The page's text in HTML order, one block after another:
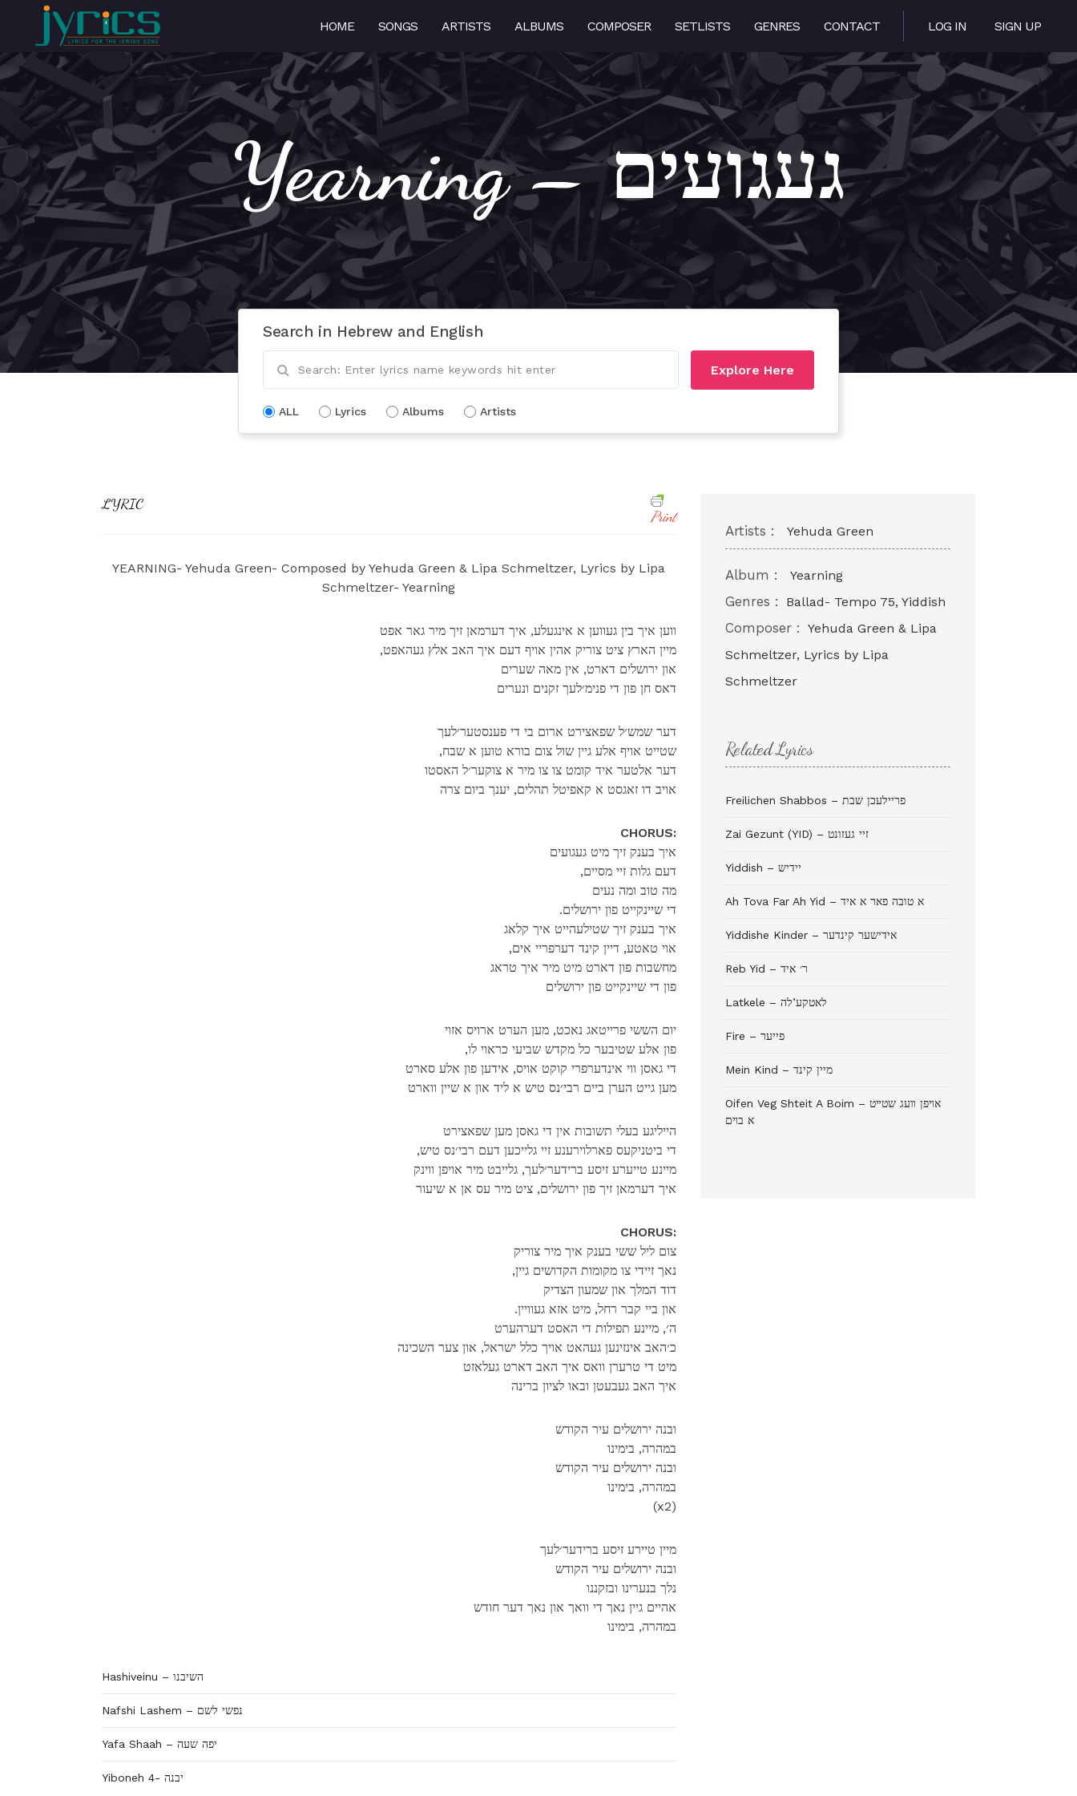
HOME SONGS ARTISTS ALBUMS COMPOSER SETLISTS GENRES CONTACT LOG IN SIGN UP
Yearning – געגועים
Search in Hebrew and English
Explore Here
ALL Lyrics Albums Artists
LYRIC
Print
YEARNING- Yehuda Green- Composed by Yehuda Green & Lipa Schmeltzer, Lyrics by Lipa
Schmeltzer- Yearning
ווען איך בין געווען א אינגעלע, איך דערמאן זיך מיר גאר אפט
,מיין הארץ ציט צוריק אהין אויף דעם איך האב אלץ געהאפט
און ירושלים דארט, אין מאה שערים
דאס חן פון די פנימ׳לעך זקנים ונערים
דער שמש׳ל שפאצירט ארום בי די פענסטער׳לעך
,שטייט אויף אלע גיין שול צום בורא טוען א שבח
דער אלטער איד קומט צו צו מיר א צוקער׳ל האסטו
אויב דו זאגסט א קאפיטל תהלים, יענך ביום צרה
CHORUS:
איך בענק זיך מיט געגועים
,דעם גלות זיי מסיים
מה טוב ומה נעים
.די שיינקייט פון ירושלים
איך בענק זיך שטילעהייט איך קלאג
,אוי טאטע, דיין קינד דערפריי אים
מחשבות פון דארט מיט מיר איך טראג
פון די שיינקייט פון ירושלים
יום הששי פרייטאג נאכט, מען הערט ארויס אזוי
,פון אלע שטיבער כל מקדש שביעי כראוי לו
די גאסן ווי אינדערפרי קוקט אויס, אידען פון אלע סארט
מען גייט הערן ביים רבי׳נס טיש א ליד און א שיין ווארט
הייליגע בעלי תשובות אין די גאסן מען שפאצירט
,די ביטניקעס פארלוירענע זיי גלייכען דעם רבי׳נס טיש
מיינע טייערע זיסע ברידער׳לעך, גלייבט מיר אויפן ווינק
איך דערמאן זיך פון ירושלים, ציט מיר עס אן א שיעור
CHORUS:
צום ליל ששי בענק איך מיר צוריק
,נאך זיידי צו מקומות הקדושים גיין
דוד המלך און שמעון הצדיק
.און ביי קבר רחל, מיט אזא געוויין
ה׳, מיינע תפילות די האסט דערהערט
כ׳האב אינזינען געהאט אויך כלל ישראל, און צער השכינה
מיט די טרערן וואס איך האב דארט געלאזט
איך האב געבעטן ובאו לציון ברינה
ובנה ירושלים עיר הקודש
במהרה, בימינו
ובנה ירושלים עיר הקודש
במהרה, בימינו
(x2)
מיין טיירע זיסע ברידער׳לעך
ובנה ירושלים עיר הקודש
נלך בנערינו ובזקננו
אהיים גיין נאך די וואך און נאך דער חודש
במהרה, בימינו
Hashiveinu – השיבנו
Nafshi Lashem – נפשי לשם
Yafa Shaah – יפה שעה
Yiboneh 4- יבנה
Artists : Yehuda Green
Album : Yearning
Genres : Ballad- Tempo 75, Yiddish
Composer : Yehuda Green & Lipa
Schmeltzer, Lyrics by Lipa
Schmeltzer
Related Lyrics
Freilichen Shabbos – פריילעכן שבת
Zai Gezunt (YID) – זיי געזונט
Yiddish – יידיש
Ah Tova Far Ah Yid – א טובה פאר א איד
Yiddishe Kinder – אידישער קינדער
Reb Yid – ר׳ איד
Latkele – לאטקע’לה
Fire – פייער
Mein Kind – מיין קינד
Oifen Veg Shteit A Boim – אױפן װעג שטײט
א בױם